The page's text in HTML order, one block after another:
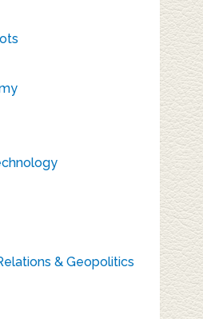
& Geopolitics